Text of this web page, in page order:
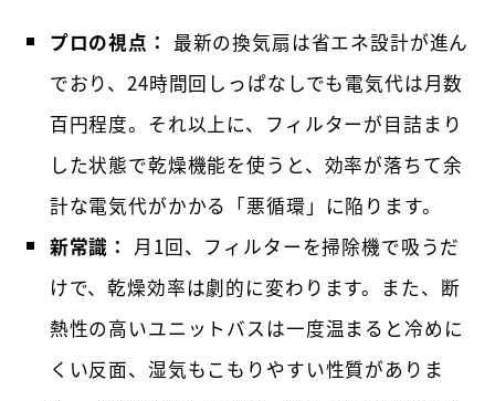
プロの視点： 最新の換気扇は省エネ設計が進ん
でおり、24時間回しっぱなしでも電気代は月数
百円程度。それ以上に、フィルターが目詰まり
した状態で乾燥機能を使うと、効率が落ちて余
計な電気代がかかる「悪循環」に陥ります。
新常識： 月1回、フィルターを掃除機で吸うだ
けで、乾燥効率は劇的に変わります。また、断
熱性の高いユニットバスは一度温まると冷めに
くい反面、湿気もこもりやすい性質がありま